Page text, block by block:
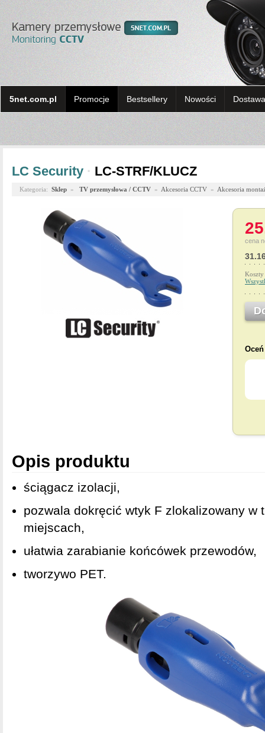
5net.com.pl Promocje Bestsellery Nowości
LC Security · LC-STRF/KLUCZ
Kategoria: Sklep » TV przemysłowa / CCTV » Akcesoria CCTV » Akcesoria
cena
Opis produktu
ściągacz izolacji,
pozwala dokręcić wtyk F zlokalizowany w
miejscach,
ułatwia zarabianie końcówek przewodów,
tworzywo PET.